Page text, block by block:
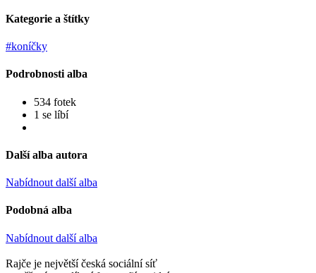
Kategorie a štítky
#koníčky
Podrobnosti alba
534 fotek
1 se líbí
Další alba autora
Nabídnout další alba
Podobná alba
Nabídnout další alba
Rajče je největší česká sociální síť